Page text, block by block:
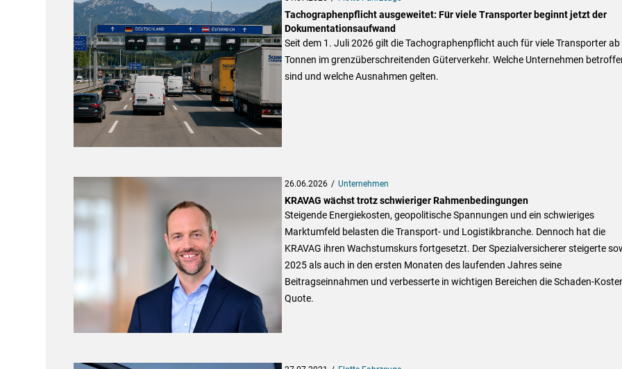
Tachographenpflicht ausgeweitet: Für viele Transporter beginnt jetzt der
Dokumentationsaufwand
Seit dem 1. Juli 2026 gilt die Tachographenpflicht auch für viele Transporter ab
Tonnen im grenzüberschreitenden Güterverkehr. Welche Unternehmen
sind und welche Ausnahmen gelten.
26.06.2026 Unternehmen
KRAVAG wächst trotz schwieriger Rahmenbedingungen
Steigende Energiekosten, geopolitische Spannungen und ein schwieriges
Marktumfeld belasten die Transport- und Logistikbranche. Dennoch hat die
KRAVAG ihren Wachstumskurs fortgesetzt. Der Spezialversicherer steigerte
2025 als auch in den ersten Monaten des laufenden Jahres seine
Beitragseinnahmen und verbesserte in wichtigen Bereichen die Schaden-
Quote.